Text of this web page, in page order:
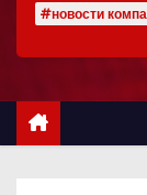
р
#новости